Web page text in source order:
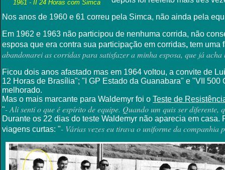
1961 - II 24 Horas com Simca
Nos anos de 1960 e 61 correu pela Simca, não ainda pela
Em 1962 e 1963 não participou de nenhuma corrida, não
esposa que era contra sua participação em corridas, tem uma
abandonarei as corridas para satisfazer a minha esposa, que já
Ficou dois anos afastado mas em 1964 voltou, a convite de
12 Horas de Brasília"; "I GP Estado da Guanabara" e "VII
melhorado.
Mas o mais marcante para Waldemyr foi o Teste de
"- Ali senti o que é espírito de equipe. Quando um quis ser diferente,
Durante os 22 dias do teste Waldemyr não aparecia em
viagens curtas: "- Várias vezes eu tirava o uniforme da